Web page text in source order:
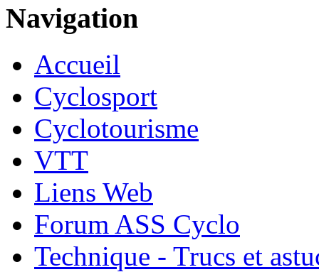
Navigation
Accueil
Cyclosport
Cyclotourisme
VTT
Liens Web
Forum ASS Cyclo
Technique - Trucs et